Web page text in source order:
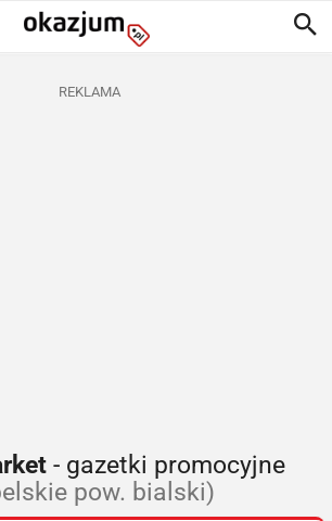
REKLAMA
- gazetki promocyjne
pow. bialski)